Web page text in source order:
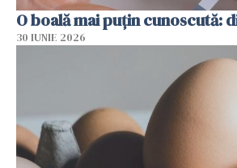
O boală mai puțin cunoscută:
30 IUNIE 2026